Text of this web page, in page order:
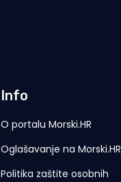
Info
O portalu Morski.HR
Oglašavanje na Morski.HR
Politika zaštite osobnih